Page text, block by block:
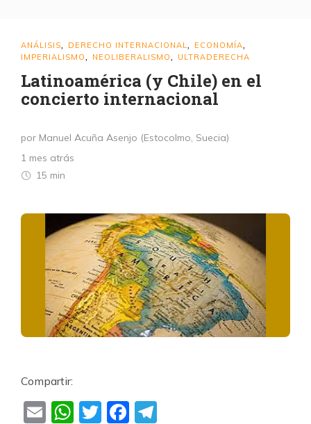
ANÁLISIS DERECHO INTERNACIONAL ECONOMÍA
IMPERIALISMO NEOLIBERALISMO ULTRADERECHA
Latinoamérica (y Chile) en el
concierto internacional
por Manuel Acuña Asenjo (Estocolmo, Suecia)
1 mes atrás
15 min
Compartir:
EmailWhatsApp
TwitterFacebook